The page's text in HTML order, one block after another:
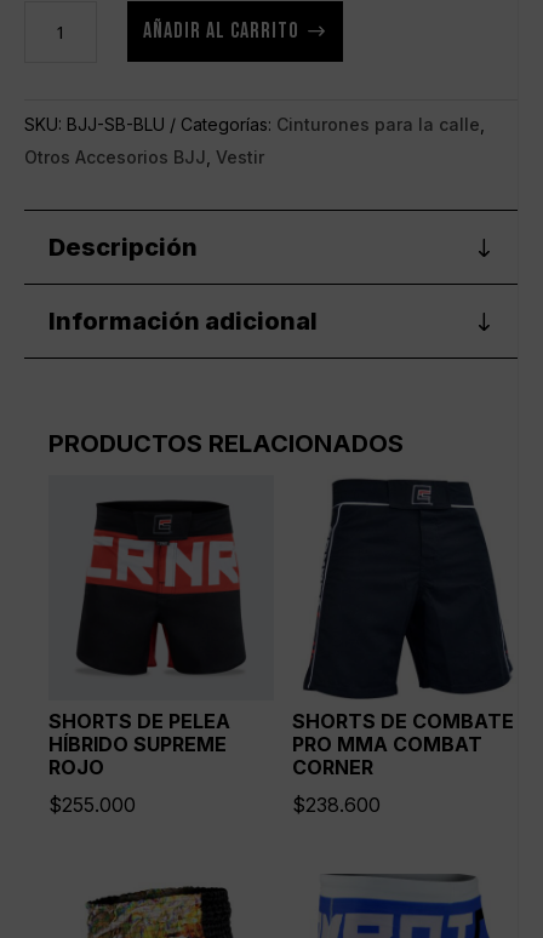
diario
BJJ
azul
cantidad
AÑADIR AL CARRITO
SKU: BJJ-SB-BLU Categorías: Cinturones para la calle
Otros Accesorios BJJ Vestir
Descripción
Información adicional
PRODUCTOS RELACIONADOS
SHORTS DE PELEA
HÍBRIDO SUPREME
ROJO
$255.000
SHORTS DE COMBATE
PRO MMA COMBAT
CORNER
$238.600